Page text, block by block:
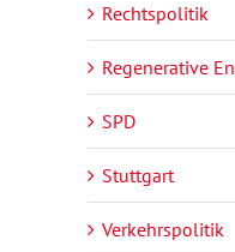
Rechtspolitik
Regenerative
SPD
Stuttgart
Verkehrspolitik